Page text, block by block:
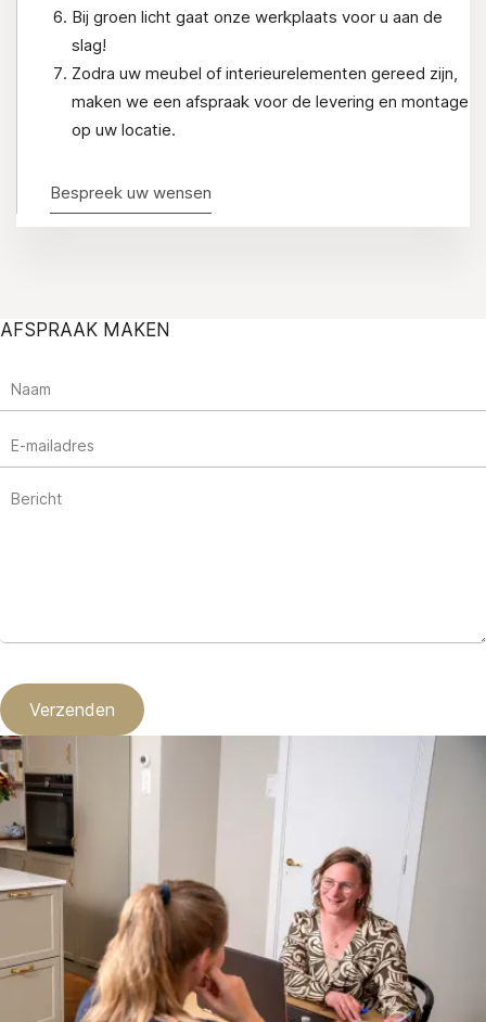
Bij groen licht gaat onze werkplaats voor u aan de
slag!
Zodra uw meubel of interieurelementen gereed zijn,
maken we een afspraak voor de levering en montage
op uw locatie.
Bespreek uw wensen
AFSPRAAK MAKEN
Verzenden